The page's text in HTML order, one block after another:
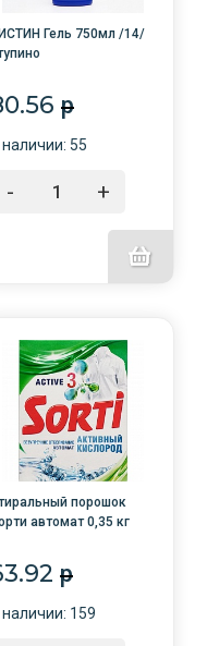
Гель 750мл /14/
p
наличии: 55
- +
порошок
автомат 0,35 кг
p
наличии: 159